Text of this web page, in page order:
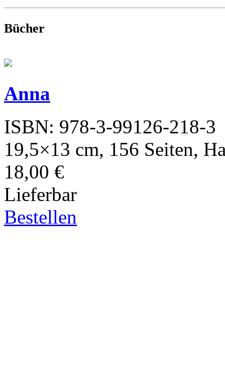
Bücher
Anna
ISBN: 978-3-99126-218-3
19,5×13 cm, 156 Seiten,
18,00 €
Lieferbar
Bestellen